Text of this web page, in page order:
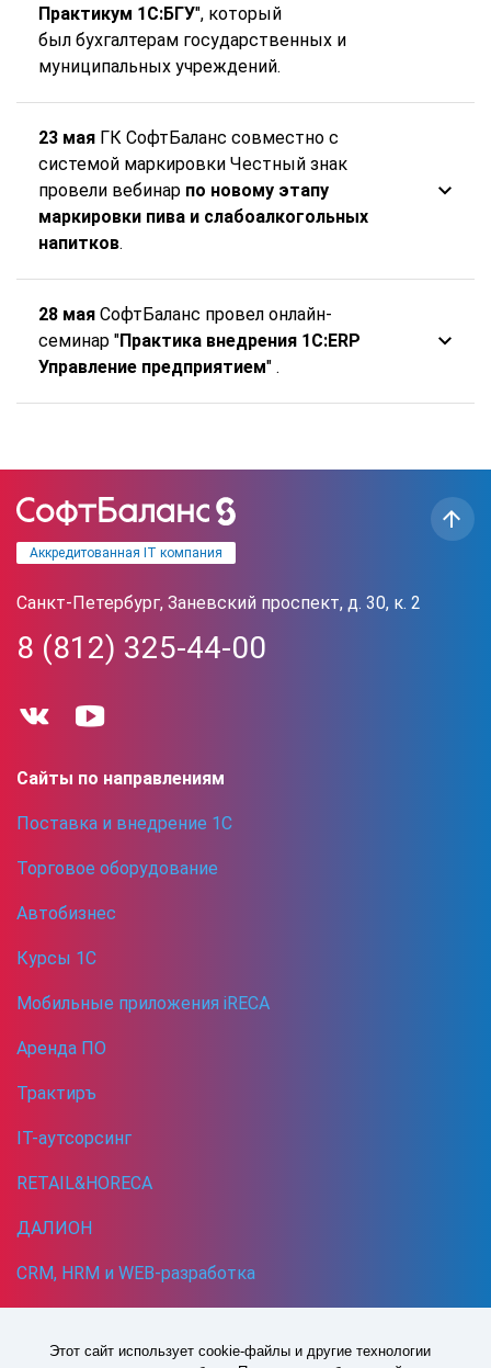
Практикум 1С:БГУ", который
был бухгалтерам государственных и
муниципальных учреждений.
23 мая ГК СофтБаланс совместно с
системой маркировки Честный знак
провели вебинар по новому этапу
маркировки пива и слабоалкогольных
напитков.
28 мая СофтБаланс провел онлайн-
семинар "Практика внедрения 1C:ERP
Управление предприятием" .
Аккредитованная IT компания
Санкт-Петербург, Заневский проспект, д. 30, к. 2
8 (812) 325-44-00
Сайты по направлениям
Поставка и внедрение 1С
Торговое оборудование
Автобизнес
Курсы 1С
Мобильные приложения iRECA
Аренда ПО
Трактиръ
IT-аутсорсинг
RETAIL&HORECA
ДАЛИОН
CRM, HRM и WEB-разработка
Этот сайт использует cookie-файлы и другие технологии